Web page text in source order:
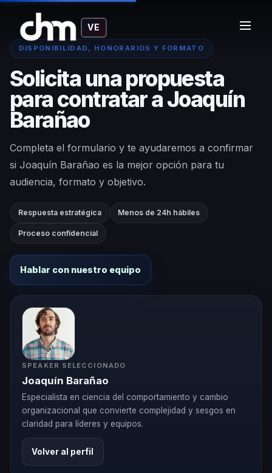
VE
DISPONIBILIDAD, HONORARIOS Y FORMATO
Solicita una propuesta
para contratar a Joaquín
Barañao
Completa el formulario y te ayudaremos a confirmar
si Joaquín Barañao es la mejor opción para tu
audiencia, formato y objetivo.
Respuesta estratégica Menos de 24h hábiles
Proceso confidencial
Hablar con nuestro equipo
SPEAKER SELECCIONADO
Joaquín Barañao
Especialista en ciencia del comportamiento y cambio
organizacional que convierte complejidad y sesgos en
claridad para líderes y equipos.
Volver al perfil